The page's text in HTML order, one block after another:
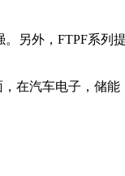
另外，FTPF系列
在汽车电子，储